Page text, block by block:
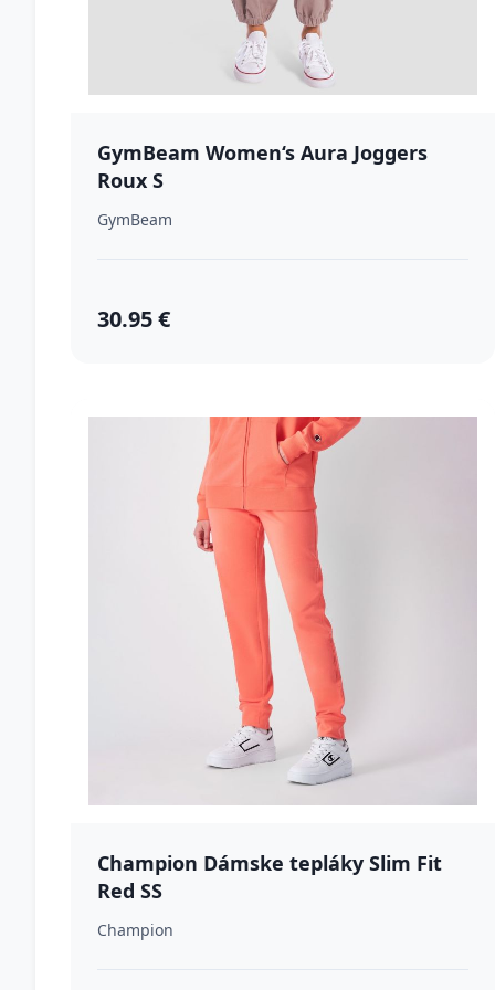
GymBeam Women‘s Aura Joggers
Roux S
GymBeam
30.95 €
Champion Dámske tepláky Slim Fit
Red SS
Champion